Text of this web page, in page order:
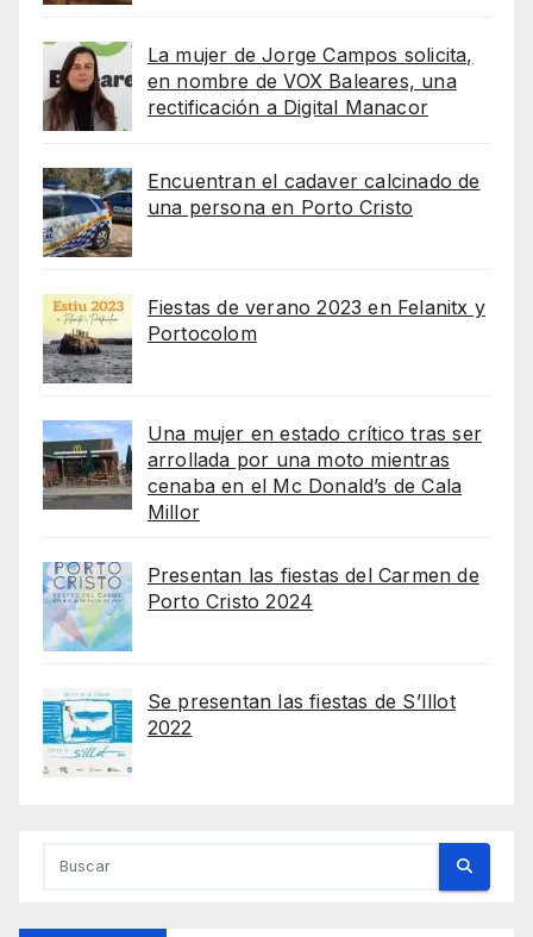
La mujer de Jorge Campos solicita,
en nombre de VOX Baleares, una
rectificación a Digital Manacor
Encuentran el cadaver calcinado de
una persona en Porto Cristo
Fiestas de verano 2023 en Felanitx y
Portocolom
Una mujer en estado crítico tras ser
arrollada por una moto mientras
cenaba en el Mc Donald’s de Cala
Millor
Presentan las fiestas del Carmen de
Porto Cristo 2024
Se presentan las fiestas de S’Illot
2022